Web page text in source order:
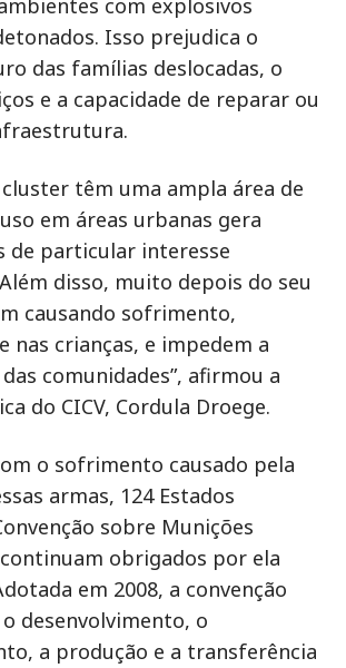
com explosivos
Isso prejudica o
das famílias deslocadas, o
e a capacidade de reparar ou
cluster têm uma ampla área de
em áreas urbanas gera
de particular interesse
disso, muito depois do seu
causando sofrimento,
nas crianças, e impedem a
comunidades”, afirmou a
do CICV, Cordula Droege.
o sofrimento causado pela
armas, 124 Estados
sobre Munições
obrigados por ela
em 2008, a convenção
desenvolvimento, o
a produção e a transferência